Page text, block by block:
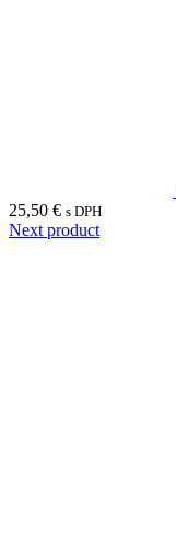
25,50 € s DPH
Next product